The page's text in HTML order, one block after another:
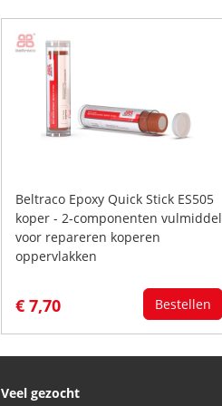
Beltraco Epoxy Quick Stick ES505
koper - 2-componenten vulmiddel
voor repareren koperen
oppervlakken
€ 7,70 Bestellen
Veel gezocht